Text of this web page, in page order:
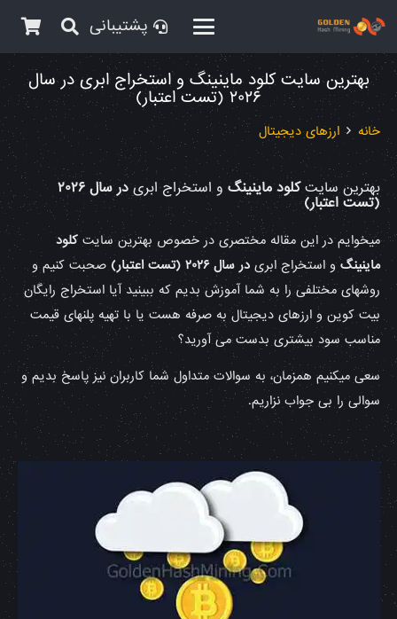
پشتیبانی
بهترین سایت کلود ماینینگ و استخراج ابری در سال
۲۰۲۶ (تست اعتبار)
خانه ارزهای دیجیتال
بهترین سایتکلود ماینینگ و استخراج ابری در سال ۲۰۲۶
(تست اعتبار)
میخوایم در این مقاله مختصری در خصوص بهترین سایتکلود
ماینینگو استخراج ابریدر سال ۲۰۲۶ (تست اعتبار)
صحبت کنیم و
روشهای مختلفی را به شما آموزش بدیم که ببینید آیا استخراج رایگان
بیت کوین و ارزهای دیجیتال به صرفه هست یا با تهیه پلنهای قیمت
مناسب سود بیشتری بدست می آورید؟
سعی میکنیم همزمان، به سوالات متداول شما کاربران نیز پاسخ بدیم و
سوالی را بی جواب نزاریم.